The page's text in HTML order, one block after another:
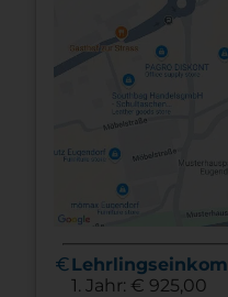
euro
1. Jahr: € 925,00